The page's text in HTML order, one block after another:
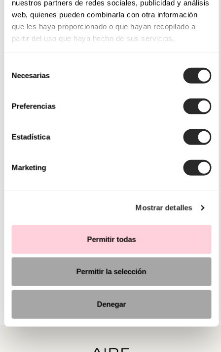
nuestros partners de redes sociales, publicidad y análisis
web, quienes pueden combinarla con otra información
que les haya proporcionado o que hayan recopilado a
partir del uso que haya hecho de sus servicios.
Necesarias
Preferencias
Estadística
Marketing
Mostrar detalles
Permitir todas
Permitir la selección
Denegar